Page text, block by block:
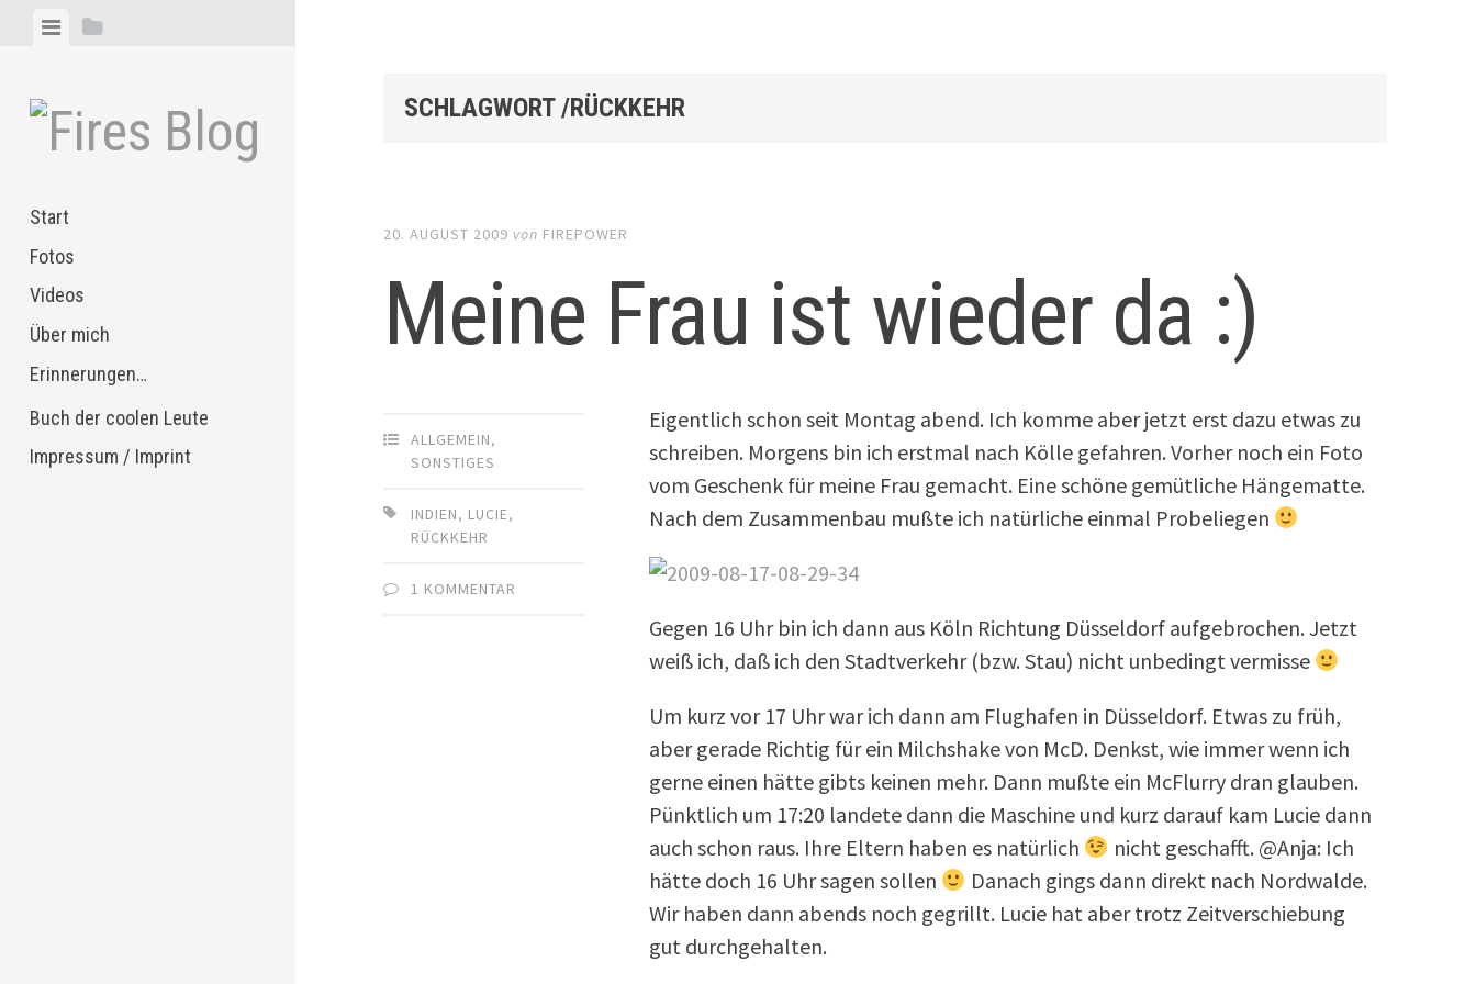
MenüSeitenleiste
Start
Fotos
Videos
Über mich
Erinnerungen…
Buch der coolen Leute
Impressum / Imprint
SCHLAGWORT /RÜCKKEHR
20. AUGUST 2009 von FIREPOWER
Meine Frau ist wieder da :)
ALLGEMEIN,
SONSTIGES
INDIEN, LUCIE,
RÜCKKEHR
1 KOMMENTAR
Eigentlich schon seit Montag abend. Ich komme aber jetzt erst dazu etwas zu
schreiben. Morgens bin ich erstmal nach Kölle gefahren. Vorher noch ein Foto
vom Geschenk für meine Frau gemacht. Eine schöne gemütliche Hängematte.
Nach dem Zusammenbau mußte ich natürliche einmal Probeliegen
Gegen 16 Uhr bin ich dann aus Köln Richtung Düsseldorf aufgebrochen. Jetzt
weiß ich, daß ich den Stadtverkehr (bzw. Stau) nicht unbedingt vermisse
Um kurz vor 17 Uhr war ich dann am Flughafen in Düsseldorf. Etwas zu früh,
aber gerade Richtig für ein Milchshake von McD. Denkst, wie immer wenn ich
gerne einen hätte gibts keinen mehr. Dann mußte ein McFlurry dran glauben.
Pünktlich um 17:20 landete dann die Maschine und kurz darauf kam Lucie dann
auch schon raus. Ihre Eltern haben es natürlich
nicht geschafft. @Anja: Ich
hätte doch 16 Uhr sagen sollen
Danach gings dann direkt nach Nordwalde.
Wir haben dann abends noch gegrillt. Lucie hat aber trotz Zeitverschiebung
gut durchgehalten.